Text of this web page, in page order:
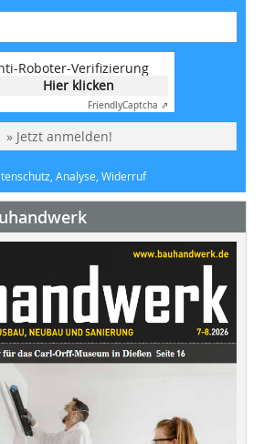
Roboter-Verifizierung
Hier klicken
FriendlyCaptcha ⇗
» Jetzt anmelden!
Analyse, Widerruf